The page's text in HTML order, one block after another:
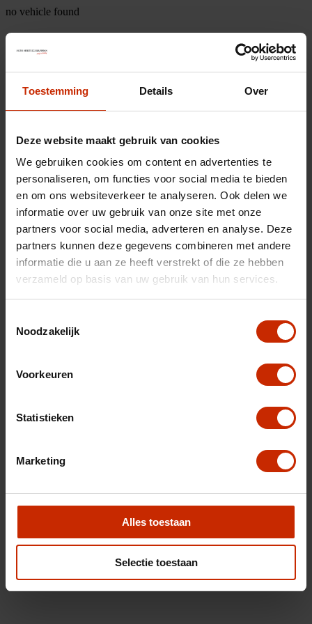
Toestemming Details Over
Deze website maakt gebruik van cookies
We gebruiken cookies om content en advertenties te
personaliseren, om functies voor social media te bieden
en om ons websiteverkeer te analyseren. Ook delen we
informatie over uw gebruik van onze site met onze
partners voor social media, adverteren en analyse. Deze
partners kunnen deze gegevens combineren met andere
informatie die u aan ze heeft verstrekt of die ze hebben
verzameld op basis van uw gebruik van hun services.
Noodzakelijk
Voorkeuren
Statistieken
Marketing
Alles toestaan
Selectie toestaan
no vehicle found